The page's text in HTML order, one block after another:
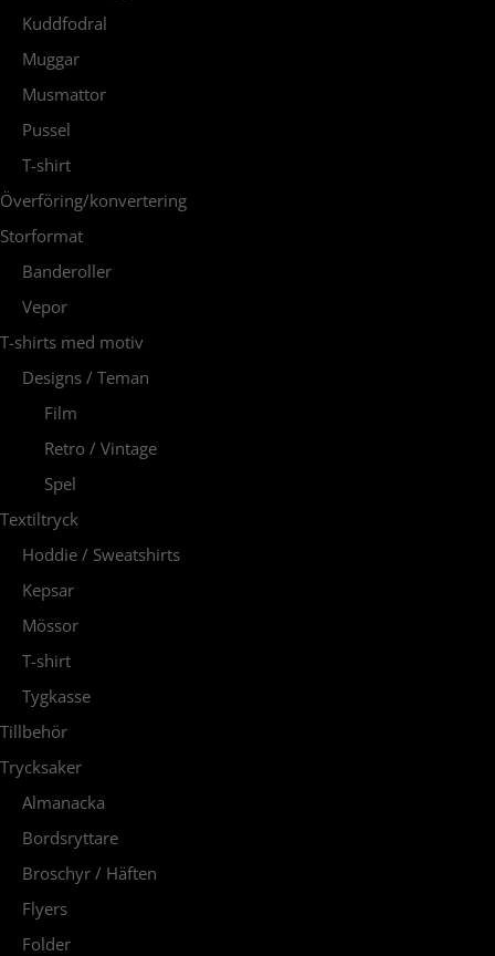
Kuddfodral
Muggar
Musmattor
Pussel
T-shirt
Överföring/konvertering
Storformat
Banderoller
Vepor
T-shirts med motiv
Designs / Teman
Film
Retro / Vintage
Spel
Textiltryck
Hoddie / Sweatshirts
Kepsar
Mössor
T-shirt
Tygkasse
Tillbehör
Trycksaker
Almanacka
Bordsryttare
Broschyr / Häften
Flyers
Folder